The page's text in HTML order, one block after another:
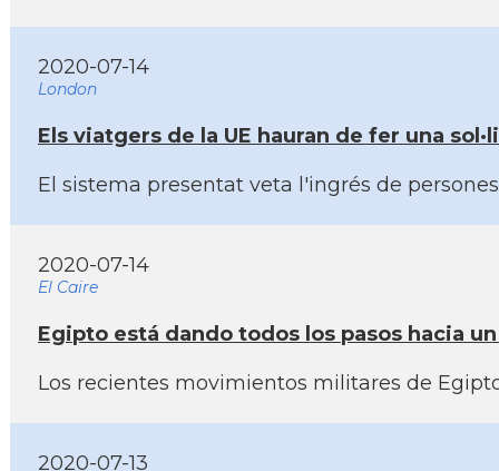
2020-07-14
London
Els viatgers de la UE hauran de fer una
El sistema presentat veta l'ingrés de
2020-07-14
El Caire
Egipto está dando todos los pasos hacia
Los recientes movimientos militares de
2020-07-13